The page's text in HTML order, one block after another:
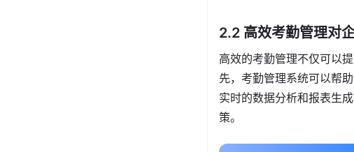
2.2 高效考勤管理对
高效的考勤管理不仅可以
先，考勤管理系统可以帮
实时的数据分析和报表生
策。